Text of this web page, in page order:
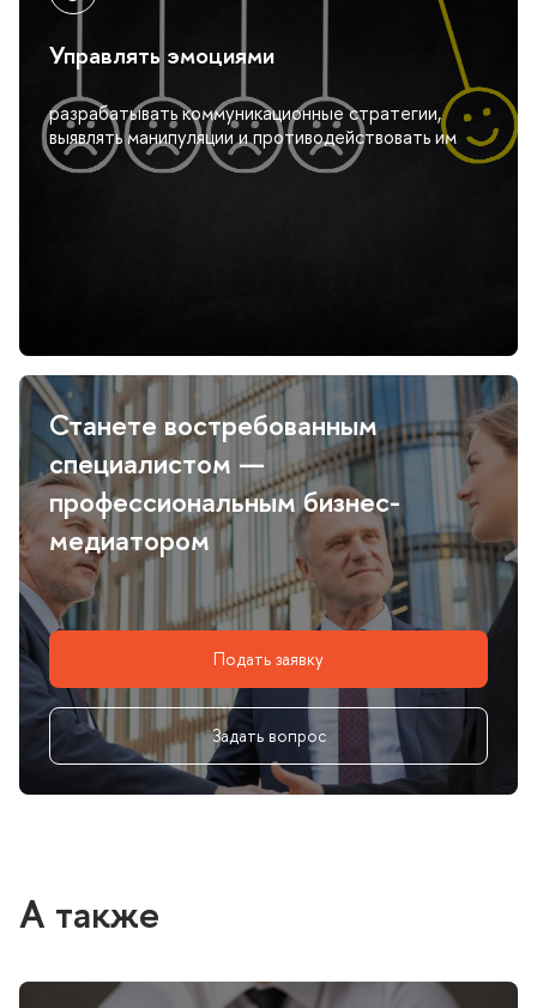
Управлять эмоциями
разрабатывать коммуникационные стратегии,
ыявлять манипуляции и противодействовать им
Станете востребованным
специалистом —
профессиональным бизнес-
медиатором
Подать заявку
Задать вопрос
А также